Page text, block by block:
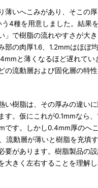
いへこみがあり、そこの厚
4種を用意しました。結果を
」で樹脂の流れやすさが大
部の肉厚1.6、1.2mmはほぼ
と薄くなるほど遅れてい
の流動層および固化層の特
樹脂は、その厚みの違い
す。仮にこれが0.1mmなら、
です。しかし0.4mm厚のへ
流動層が薄いと樹脂を充填
要があります。樹脂製品の
大きく左右することを理解